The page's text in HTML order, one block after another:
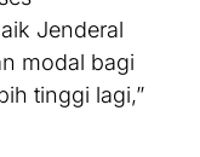
Jenderal
modal bagi
tinggi lagi,”